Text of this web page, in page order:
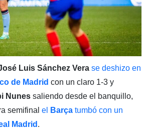
Luis Sánchez Vera se deshizo en
de Madrid con un claro 1-3 y
Nunessaliendo desde el banquillo,
semifinal el Barça tumbó con un
Madrid .